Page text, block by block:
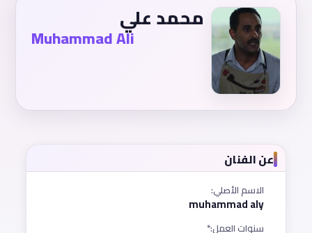
محمد علي
Muhammad Ali
عن الفنان
الاسم الأصلي:
muhammad aly
سنوات العمل:*